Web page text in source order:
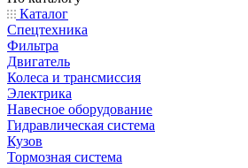
Каталог
Спецтехника
Фильтра
Двигатель
Колеса и трансмиссия
Электрика
Навесное оборудование
Гидравлическая система
Кузов
Тормозная система